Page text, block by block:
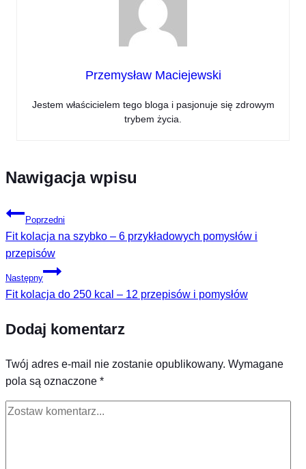
Przemysław Maciejewski
Jestem właścicielem tego bloga i pasjonuje się zdrowym
trybem życia.
Nawigacja wpisu
Poprzedni
Fit kolacja na szybko – 6 przykładowych pomysłów i
przepisów
Następny
Fit kolacja do 250 kcal – 12 przepisów i pomysłów
Dodaj komentarz
Twój adres e-mail nie zostanie opublikowany. Wymagane
pola są oznaczone *